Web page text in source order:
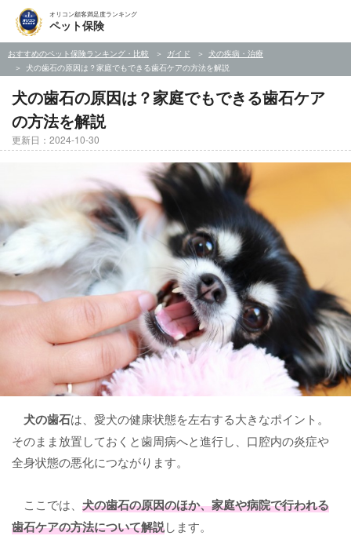
オリコン顧客満足度ランキング
ペット保険
おすすめのペット保険ランキング・比較 ガイド
犬の疾病・治療
犬の歯石の原因は？家庭でもできる歯石ケアの方法を解説
犬の歯石の原因は？家庭でもできる歯石ケア
の方法を解説
更新日：2024-10-30
犬の歯石は、愛犬の健康状態を左右する大きなポイント。
そのまま放置しておくと歯周病へと進行し、口腔内の炎症や
全身状態の悪化につながります。
ここでは、 犬の歯石の原因のほか、家庭や病院で行われる
歯石ケアの方法について解説します。